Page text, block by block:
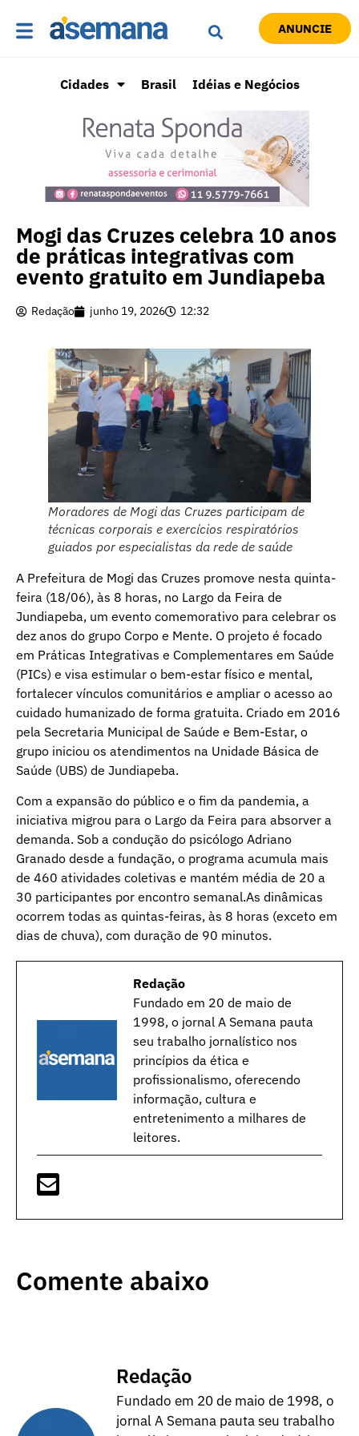
ANUNCIE
Cidades Brasil Idéias e Negócios
Mogi das Cruzes celebra 10 anos
de práticas integrativas com
evento gratuito em Jundiapeba
Redação junho 19, 2026 12:32
Moradores de Mogi das Cruzes participam de
técnicas corporais e exercícios respiratórios
guiados por especialistas da rede de saúde
A Prefeitura de Mogi das Cruzes promove nesta quinta-
feira (18/06), às 8 horas, no Largo da Feira de
Jundiapeba, um evento comemorativo para celebrar os
dez anos do grupo Corpo e Mente. O projeto é focado
em Práticas Integrativas e Complementares em Saúde
(PICs) e visa estimular o bem-estar físico e mental,
fortalecer vínculos comunitários e ampliar o acesso ao
cuidado humanizado de forma gratuita. Criado em 2016
pela Secretaria Municipal de Saúde e Bem-Estar, o
grupo iniciou os atendimentos na Unidade Básica de
Saúde (UBS) de Jundiapeba.
Com a expansão do público e o fim da pandemia, a
iniciativa migrou para o Largo da Feira para absorver a
demanda. Sob a condução do psicólogo Adriano
Granado desde a fundação, o programa acumula mais
de 460 atividades coletivas e mantém média de 20 a
30 participantes por encontro semanal.As dinâmicas
ocorrem todas as quintas-feiras, às 8 horas (exceto em
dias de chuva), com duração de 90 minutos.
Redação
Fundado em 20 de maio de
1998, o jornal A Semana pauta
seu trabalho jornalístico nos
princípios da ética e
profissionalismo, oferecendo
informação, cultura e
entretenimento a milhares de
leitores.
Comente abaixo
Redação
Fundado em 20 de maio de 1998, o
jornal A Semana pauta seu trabalho